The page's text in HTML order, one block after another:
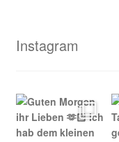
Instagram